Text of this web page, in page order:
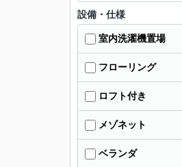
設備・仕様
室内洗濯機置場
フローリング
ロフト付き
メゾネット
ベランダ